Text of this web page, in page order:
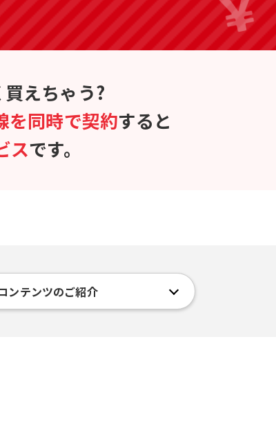
えちゃう?
を同時で契約すると
スです。
ンテンツのご紹介